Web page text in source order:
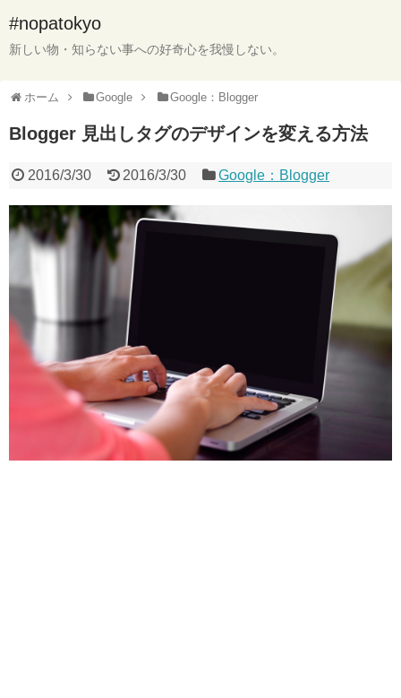
#nopatokyo
新しい物・知らない事への好奇心を我慢しない。
ホーム Google Google：Blogger
Blogger 見出しタグのデザインを変える方法
2016/3/30 2016/3/30 Google：Blogger